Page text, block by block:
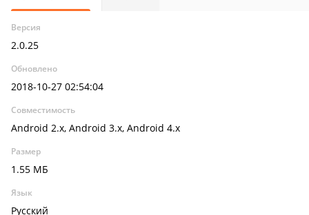
Версия
2.0.25
Обновлено
2018-10-27 02:54:04
Совместимость
Android 2.x, Android 3.x, Android 4.x
Размер
1.55 МБ
Язык
Русский